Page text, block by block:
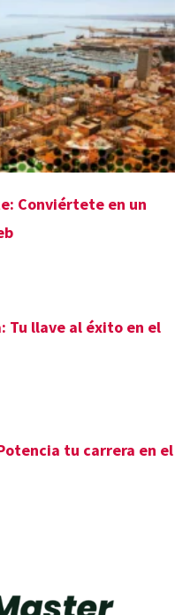
Conviértete en un
Tu llave al éxito en el
tu carrera en el